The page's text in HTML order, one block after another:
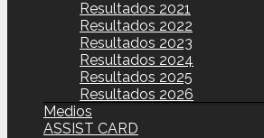
Resultados 2021
Resultados 2022
Resultados 2023
Resultados 2024
Resultados 2025
Resultados 2026
Medios
ASSIST CARD